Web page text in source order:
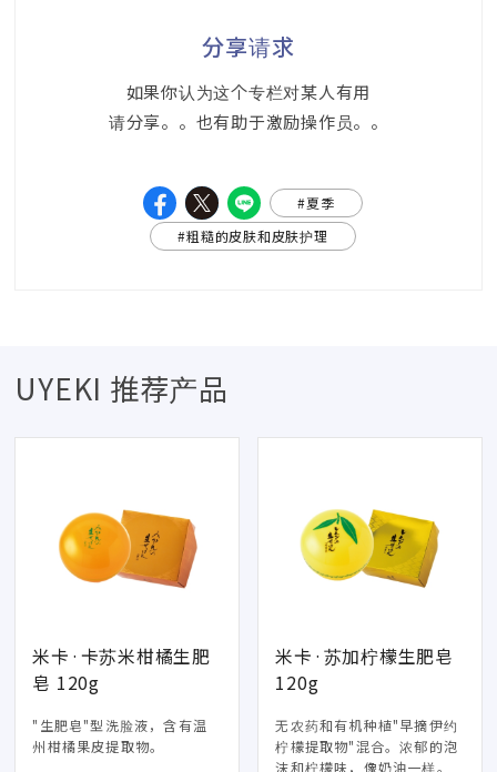
分享请求
如果你认为这个专栏对某人有用
请分享。。也有助于激励操作员。。
#夏季
#粗糙的皮肤和皮肤护理
UYEKI 推荐产品
米卡·卡苏米柑橘生肥
皂 120g
"生肥皂"型洗脸液，含有温
州柑橘果皮提取物。
米卡·苏加柠檬生肥皂
120g
无农药和有机种植"早摘伊约
柠檬提取物"混合。浓郁的泡
沫和柠檬味，像奶油一样。